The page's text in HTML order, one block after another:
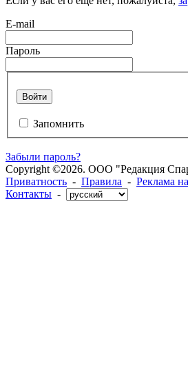
E-mail
Пароль
Войти
Запомнить
Забыли пароль?
Copyright ©2026. ООО "Редакция
Приватность - Правила - Реклама
Контакты -